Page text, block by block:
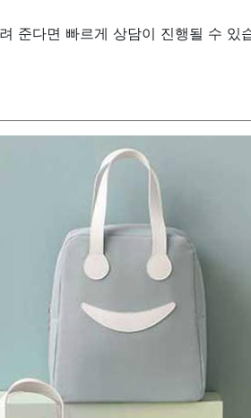
준다면 빠르게 상담이 진행될 수 있